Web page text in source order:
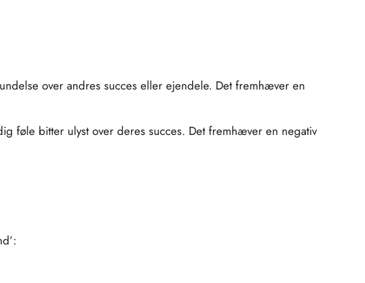
over andres succes eller ejendele. Det fremhæver en
føle bitter ulyst over deres succes. Det fremhæver en negativ